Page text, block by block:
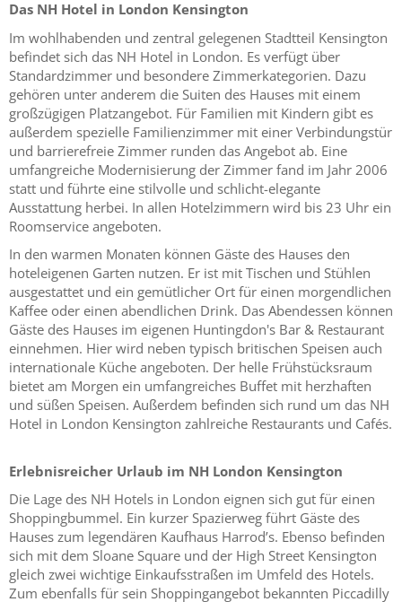
Das NH Hotel in London Kensington
Im wohlhabenden und zentral gelegenen Stadtteil Kensington
befindet sich das NH Hotel in London. Es verfügt über
Standardzimmer und besondere Zimmerkategorien. Dazu
gehören unter anderem die Suiten des Hauses mit einem
großzügigen Platzangebot. Für Familien mit Kindern gibt es
außerdem spezielle Familienzimmer mit einer Verbindungstür
und barrierefreie Zimmer runden das Angebot ab. Eine
umfangreiche Modernisierung der Zimmer fand im Jahr 2006
statt und führte eine stilvolle und schlicht-elegante
Ausstattung herbei. In allen Hotelzimmern wird bis 23 Uhr ein
Roomservice angeboten.
In den warmen Monaten können Gäste des Hauses den
hoteleigenen Garten nutzen. Er ist mit Tischen und Stühlen
ausgestattet und ein gemütlicher Ort für einen morgendlichen
Kaffee oder einen abendlichen Drink. Das Abendessen können
Gäste des Hauses im eigenen Huntingdon's Bar & Restaurant
einnehmen. Hier wird neben typisch britischen Speisen auch
internationale Küche angeboten. Der helle Frühstücksraum
bietet am Morgen ein umfangreiches Buffet mit herzhaften
und süßen Speisen. Außerdem befinden sich rund um das NH
Hotel in London Kensington zahlreiche Restaurants und Cafés.
Erlebnisreicher Urlaub im NH London Kensington
Die Lage des NH Hotels in London eignen sich gut für einen
Shoppingbummel. Ein kurzer Spazierweg führt Gäste des
Hauses zum legendären Kaufhaus Harrod’s. Ebenso befinden
sich mit dem Sloane Square und der High Street Kensington
gleich zwei wichtige Einkaufsstraßen im Umfeld des Hotels.
Zum ebenfalls für sein Shoppingangebot bekannten Piccadilly